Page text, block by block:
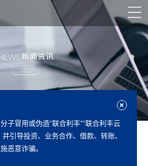
做好跨周期调节进一步稳外贸的意见
子冒用或伪造“联合利丰”“联合利丰云
并引导投资、业务合作、借款、转账、
恶意诈骗。